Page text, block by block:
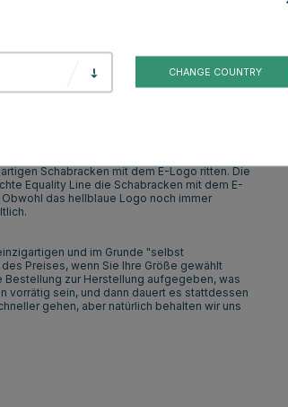
Line-Logo. Dieses Modell ist ein
farbigen Kantenband und einer
und schrumpffeste Baumwolle sowie
kommt. Das Schabracke hat eine
Schabracken mit dem E-Logo ritten. Die
Equality Line die Schabracken mit dem E-
das hellblaue Logo noch immer
und im Grunde "selbst
Preises, wenn Sie Ihre Größe gewählt
Bestellung zur Herstellung aufgegeben, was
vorrätig sein, und dann dauert es stattdessen
gehen, aber natürlich behalten wir uns
CHANGE COUNTRY